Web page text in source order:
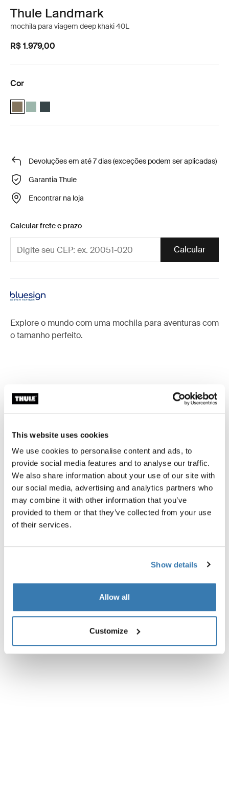
This website uses cookies
We use cookies to personalise content and ads, to
provide social media features and to analyse our traffic.
We also share information about your use of our site with
our social media, advertising and analytics partners who
may combine it with other information that you’ve
provided to them or that they’ve collected from your use
of their services.
Show details
Allow all
Customize
Thule Landmark
mochila para viagem deep khaki 40L
R$ 1.979,00
Cor
Thule Landmark 40L Cáqui profundo (selected)
Thule Landmark 40L Hazy Green
Thule Landmark 40L Azul mais escuro
Devoluções em até 7 dias (exceções podem ser aplicadas)
Garantia Thule
Encontrar na loja
Calcular frete e prazo
Calcular
Explore o mundo com uma mochila para aventuras com
o tamanho perfeito.
Todos os recursos
Especificações técnicas